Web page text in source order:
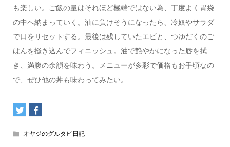
も楽しい。ご飯の量はそれほど極端ではない為、丁度よく胃袋
の中へ納まっていく。油に負けそうになったら、冷奴やサラダ
で口をリセットする。最後は残していたエビと、つゆだくのご
はんを掻き込んでフィニッシュ。油で艶やかになった唇を拭
き、満腹の余韻を味わう。メニューが多彩で価格もお手頃なの
で、ぜひ他の丼も味わってみたい。
オヤジのグルタビ日記